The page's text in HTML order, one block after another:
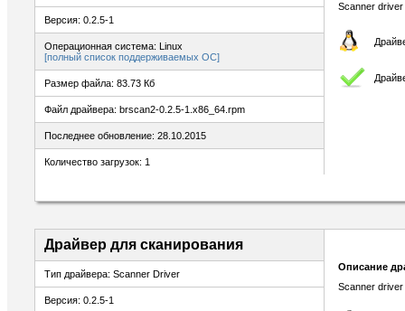
Версия: 0.2.5-1
Операционная система: Linux
[полный список поддерживаемых ОС]
Размер файла: 83.73 Кб
Файл драйвера: brscan2-0.2.5-1.x86_64.rpm
Последнее обновление: 28.10.2015
Количество загрузок: 1
Scanner
Драйвер для сканирования
Тип драйвера: Scanner Driver
Версия: 0.2.5-1
Описание
Scanner